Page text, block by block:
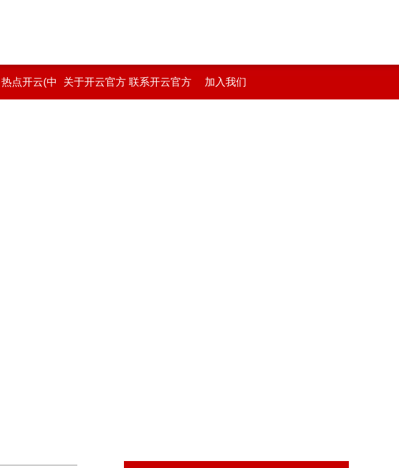
热点开云(中 关于开云官方 联系开云官方 加入我们